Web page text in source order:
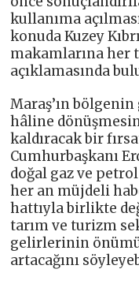
kullanıma
konuda Kuzey
makamlarına her
açıklamasında
Maraş’ın
hâline
kaldıracak bir
Cumhurbaşkanı
doğal gaz ve
her an müjdeli
hattıyla birlikte
tarım ve turizm
gelirlerinin
artacağını